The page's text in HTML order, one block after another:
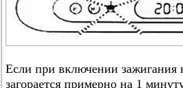
Если при включении зажигания
загорается примерно на 1